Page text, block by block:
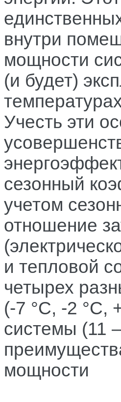
внутри
мощности
(и будет)
Учесть эти
сезонный
учетом
отношение
и тепловой
четырех
(-7 °C, -2 °C,
системы (11
мощности